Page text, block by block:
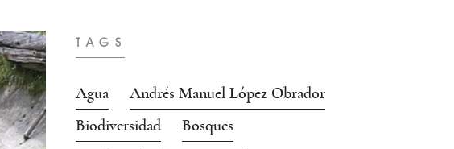
TAGS
Agua
Andrés Manuel López Obrador
Biodiversidad
Bosques